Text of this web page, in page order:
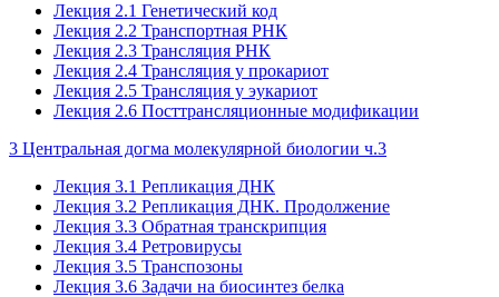
Лекция 2.1 Генетический код
Лекция 2.2 Транспортная РНК
Лекция 2.3 Трансляция РНК
Лекция 2.4 Трансляция у прокариот
Лекция 2.5 Трансляция у эукариот
Лекция 2.6 Посттрансляционные модификации
3 Центральная догма молекулярной биологии ч.3
Лекция 3.1 Репликация ДНК
Лекция 3.2 Репликация ДНК. Продолжение
Лекция 3.3 Обратная транскрипция
Лекция 3.4 Ретровирусы
Лекция 3.5 Транспозоны
Лекция 3.6 Задачи на биосинтез белка